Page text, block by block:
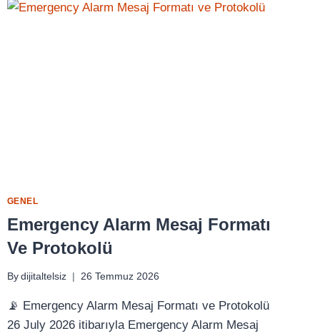
GENEL
Emergency Alarm Mesaj Formatı
Ve Protokolü
By dijitaltelsiz 26 Temmuz 2026
📡 Emergency Alarm Mesaj Formatı ve Protokolü
26 July 2026 itibarıyla Emergency Alarm Mesaj